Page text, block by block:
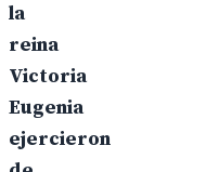
la
reina
Victoria
Eugenia
ejercieron